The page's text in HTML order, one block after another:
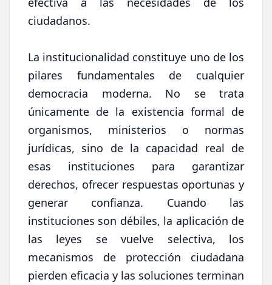
ciudadanos.
La institucionalidad constituye uno de los
pilares fundamentales de cualquier
democracia moderna. No se trata
únicamente de la existencia formal de
organismos, ministerios o normas
jurídicas, sino de la capacidad real de
esas instituciones para garantizar
derechos, ofrecer respuestas oportunas y
generar confianza. Cuando las
instituciones son débiles, la aplicación de
las leyes se vuelve selectiva, los
mecanismos de protección ciudadana
pierden eficacia y las soluciones terminan